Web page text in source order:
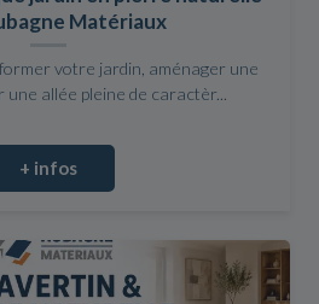
Matériaux
votre jardin, aménager une
allée pleine de caractèr...
+ infos